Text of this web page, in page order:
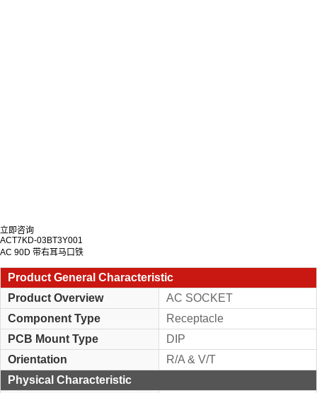
立即咨询
ACT7KD-03BT3Y001
AC 90D 带右耳马口铁
Product General Characteristic
Product Overview
AC SOCKET
Component Type
Receptacle
PCB Mount Type
DIP
Orientation
R/A & V/T
Physical Characteristic